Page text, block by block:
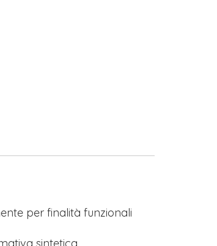
per finalità funzionali
sintetica.